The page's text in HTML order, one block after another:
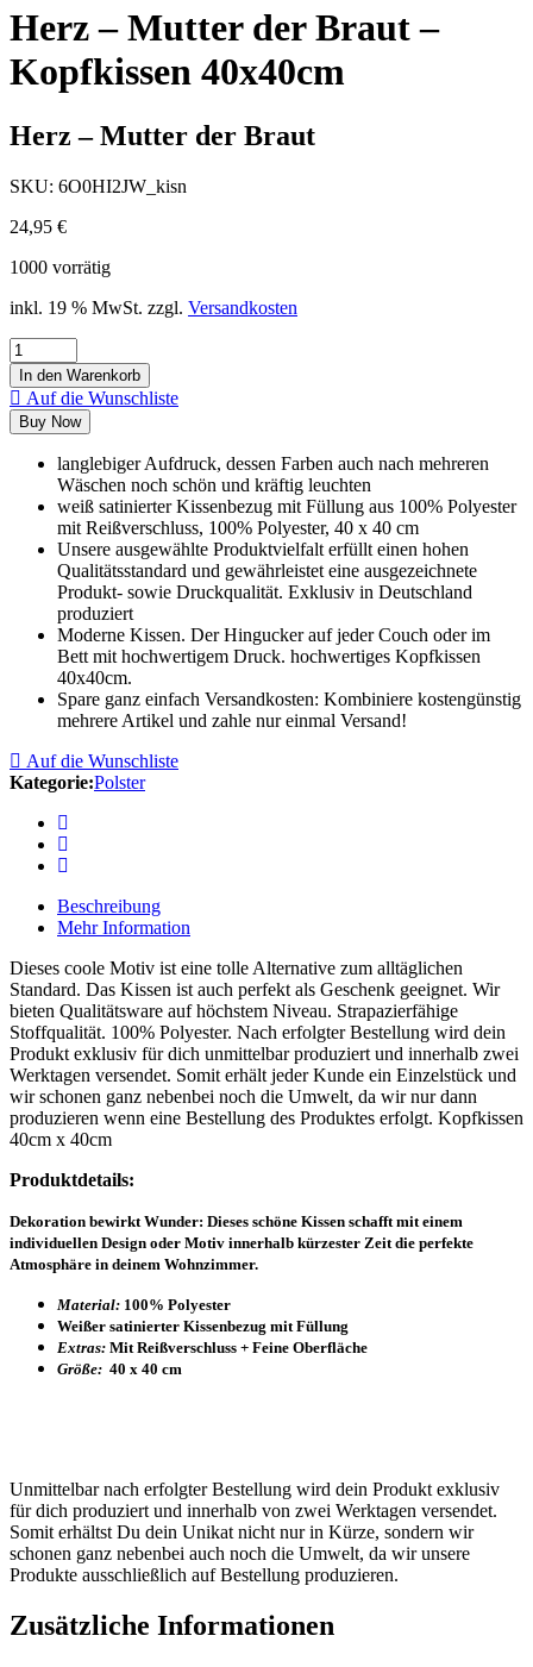
Unisex
Kapuzenpullover
Braut
Kapuzenpullover
Hoodie
Herz – Mutter der Braut –
Kopfkissen 40x40cm
Herz – Mutter der Braut
SKU: 6O0HI2JW_kisn
24,95 €
1000 vorrätig
inkl. 19 % MwSt. zzgl. Versandkosten
In den Warenkorb
Auf die Wunschliste
Buy Now
langlebiger Aufdruck, dessen Farben auch nach mehreren
Wäschen noch schön und kräftig leuchten
weiß satinierter Kissenbezug mit Füllung aus 100% Polyester
mit Reißverschluss, 100% Polyester, 40 x 40 cm
Unsere ausgewählte Produktvielfalt erfüllt einen hohen
Qualitätsstandard und gewährleistet eine ausgezeichnete
Produkt- sowie Druckqualität. Exklusiv in Deutschland
produziert
Moderne Kissen. Der Hingucker auf jeder Couch oder im
Bett mit hochwertigem Druck. hochwertiges Kopfkissen
40x40cm.
Spare ganz einfach Versandkosten: Kombiniere kostengünstig
mehrere Artikel und zahle nur einmal Versand!
Auf die Wunschliste
Kategorie:Polster
Beschreibung
Mehr Information
Dieses coole Motiv ist eine tolle Alternative zum alltäglichen
Standard. Das Kissen ist auch perfekt als Geschenk geeignet. Wir
bieten Qualitätsware auf höchstem Niveau. Strapazierfähige
Stoffqualität. 100% Polyester. Nach erfolgter Bestellung wird dein
Produkt exklusiv für dich unmittelbar produziert und innerhalb zwei
Werktagen versendet. Somit erhält jeder Kunde ein Einzelstück und
wir schonen ganz nebenbei noch die Umwelt, da wir nur dann
produzieren wenn eine Bestellung des Produktes erfolgt. Kopfkissen
40cm x 40cm
Produktdetails:
Dekoration bewirkt Wunder: Dieses schöne Kissen schafft mit einem
individuellen Design oder Motiv innerhalb kürzester Zeit die perfekte
Atmosphäre in deinem Wohnzimmer.
Material: 100% Polyester
Weißer satinierter Kissenbezug mit Füllung
Extras: Mit Reißverschluss + Feine Oberfläche
Größe: 40 x 40 cm
Unmittelbar nach erfolgter Bestellung wird dein Produkt exklusiv
für dich produziert und innerhalb von zwei Werktagen versendet.
Somit erhältst Du dein Unikat nicht nur in Kürze, sondern wir
schonen ganz nebenbei auch noch die Umwelt, da wir unsere
Produkte ausschließlich auf Bestellung produzieren.
Zusätzliche Informationen